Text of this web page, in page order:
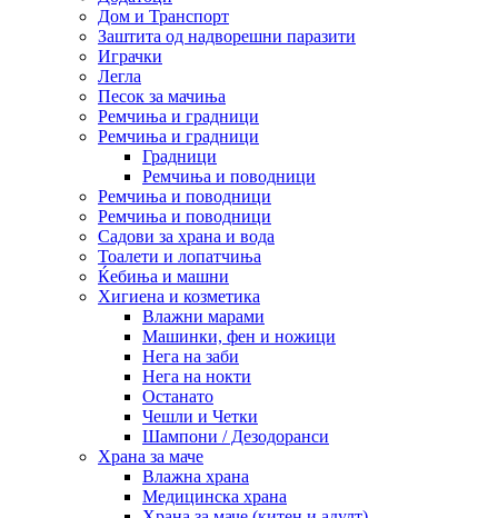
Дом и Транспорт
Заштита од надворешни паразити
Играчки
Легла
Песок за мачиња
Ремчиња и градници
Ремчиња и градници
Градници
Ремчиња и поводници
Ремчиња и поводници
Ремчиња и поводници
Садови за храна и вода
Тоалети и лопатчиња
Ќебиња и машни
Хигиена и козметика
Влажни марами
Машинки, фен и ножици
Нега на заби
Нега на нокти
Останато
Чешли и Четки
Шампони / Дезодоранси
Храна за маче
Влажна храна
Медицинска храна